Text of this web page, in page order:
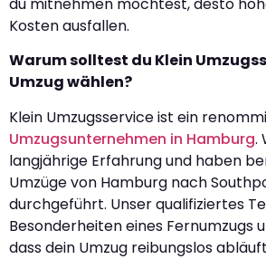
Kosten ausfallen.
Warum solltest du Klein
Umzug wählen?
Klein Umzugsservice ist ein
Umzugsunternehmen in Hamburg.
langjährige Erfahrung und haben
Umzüge von Hamburg nach
durchgeführt. Unser qualifiziertes
Besonderheiten eines Fernumzugs
dass dein Umzug reibungslos